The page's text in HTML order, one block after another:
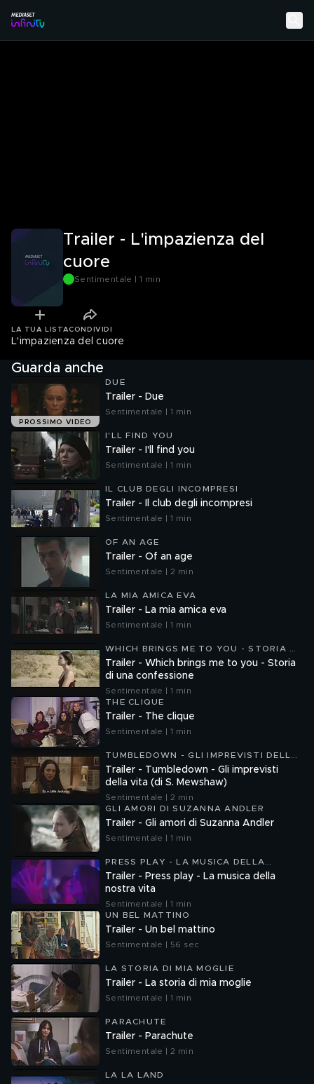
Trailer - L'impazienza del
cuore
Sentimentale | 1 min
LA TUA LISTACONDIVIDI
L'impazienza del cuore
Guarda anche
PROSSIMO VIDEO
DUE
Trailer - Due
Sentimentale | 1 min
I'LL FIND YOU
Trailer - I'll find you
Sentimentale | 1 min
IL CLUB DEGLI INCOMPRESI
Trailer - Il club degli incompresi
Sentimentale | 1 min
OF AN AGE
Trailer - Of an age
Sentimentale | 2 min
LA MIA AMICA EVA
Trailer - La mia amica eva
Sentimentale | 1 min
WHICH BRINGS ME TO YOU - STORIA DI
UNA CONFESSIONE
Trailer - Which brings me to you - Storia
di una confessione
Sentimentale | 1 min
THE CLIQUE
Trailer - The clique
Sentimentale | 1 min
TUMBLEDOWN - GLI IMPREVISTI DELLA
VITA
Trailer - Tumbledown - Gli imprevisti
della vita (di S. Mewshaw)
Sentimentale | 2 min
GLI AMORI DI SUZANNA ANDLER
Trailer - Gli amori di Suzanna Andler
Sentimentale | 1 min
PRESS PLAY - LA MUSICA DELLA
NOSTRA VITA
Trailer - Press play - La musica della
nostra vita
Sentimentale | 1 min
UN BEL MATTINO
Trailer - Un bel mattino
Sentimentale | 56 sec
LA STORIA DI MIA MOGLIE
Trailer - La storia di mia moglie
Sentimentale | 1 min
PARACHUTE
Trailer - Parachute
Sentimentale | 2 min
LA LA LAND